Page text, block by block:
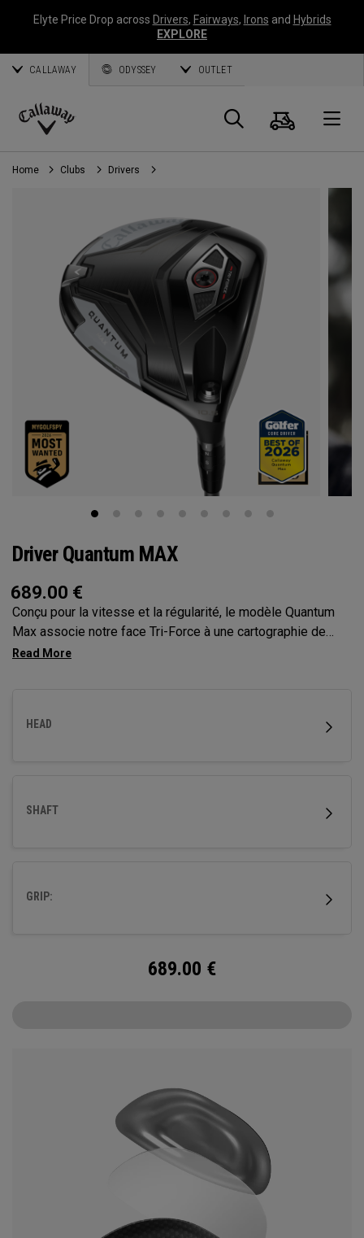
Elyte Price Drop across Drivers, Fairways, Irons and Hybrids
EXPLORE
CALLAWAY ODYSSEY OUTLET
Callaway
Golf
Panier
Home Clubs Drivers
Driver Quantum MAX
689.00 €
Conçu pour la vitesse et la régularité, le modèle Quantum
Max associe notre face Tri-Force à une cartographie de
face optimisée par l’IA de nouvelle génération, des
HEAD
SHAFT
GRIP:
689.00 €